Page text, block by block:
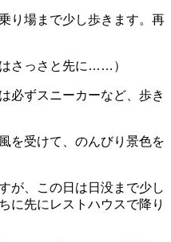
り場まで少し歩きます。再
さっさと先に……）
必ずスニーカーなど、歩き
を受けて、のんびり景色を
が、この日は日没まで少し
に先にレストハウスで降り